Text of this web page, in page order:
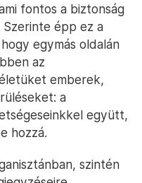
fontos a biztonság
Szerinte épp ez a
egymás oldalán
az
emberek,
a
együtt,
hozzá.
szintén